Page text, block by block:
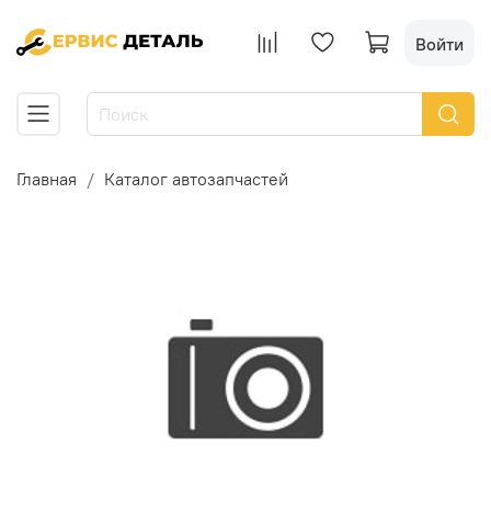
Войти
Главная Каталог автозапчастей